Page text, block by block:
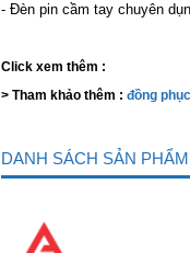
- Đèn pin cầm tay chuyên
Click xem thêm :
> Tham khảo thêm : đồng
DANH SÁCH SẢN